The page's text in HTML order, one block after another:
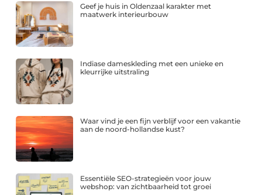
Geef je huis in Oldenzaal karakter met
maatwerk interieurbouw
Indiase dameskleding met een unieke en
kleurrijke uitstraling
Waar vind je een fijn verblijf voor een vakantie
aan de noord-hollandse kust?
Essentiële SEO-strategieën voor jouw
webshop: van zichtbaarheid tot groei